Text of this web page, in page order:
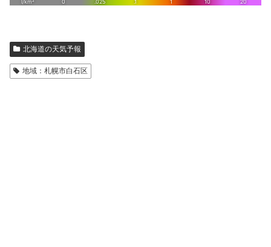
北海道の天気予報
地域：札幌市白石区